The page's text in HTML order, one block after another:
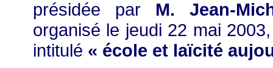
présidée par M. Jean-
organisé le jeudi 22 mai
intitulé « école et laïcité